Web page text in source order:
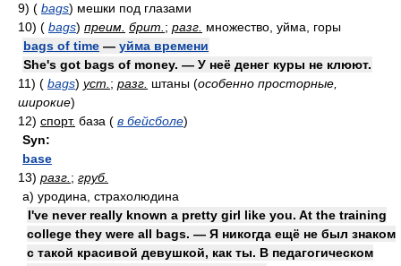
9) ( bags) мешки под глазами
10) ( bags) преим. брит. ; разг. множество, уйма, горы
bags of time — уйма времени
She's got bags of money. — У неё денег куры не клюют.
11) ( bags) уст. ; разг. штаны (особенно просторные,
широкие)
12) спорт. база ( в бейсболе)
Syn:
base
13) разг. ; груб.
а) уродина, страхолюдина
I've never really known a pretty girl like you. At the training
college they were all bags. — Я никогда ещё не был знаком
с такой красивой девушкой, как ты. В педагогическом